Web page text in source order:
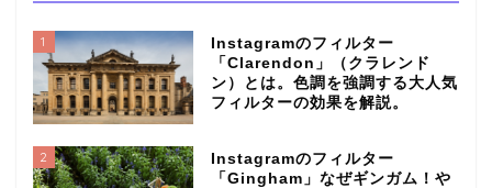
1
Instagramのフィルター
「Clarendon」（クラレンド
ン）とは。色調を強調する大人気
フィルターの効果を解説。
2
Instagramのフィルター
「Gingham」なぜギンガム！や